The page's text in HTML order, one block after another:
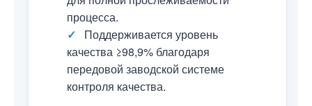
процесса.
✓
Поддерживается уровень
качества ≥98,9% благодаря
передовой заводской системе
контроля качества.